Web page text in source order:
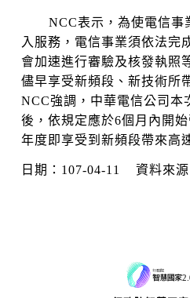
NCC表示，為使電信事
入服務，電信事業須依法完
會加速進行審驗及核發執照
儘早享受新頻段、新技術所
NCC強調，中華電信公司本
後，依規定應於6個月內開
年度即享受到新頻段帶來高
日期：107-04-11 資料來